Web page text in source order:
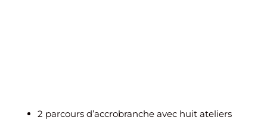
2 parcours d’accrobranche avec huit ateliers